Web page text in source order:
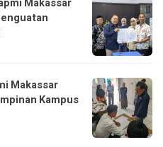
Makassar
Makassar
Kampus